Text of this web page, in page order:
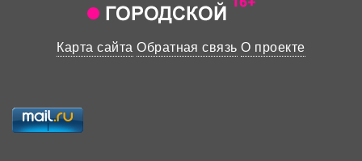
Карта сайта Обратная связь О проекте